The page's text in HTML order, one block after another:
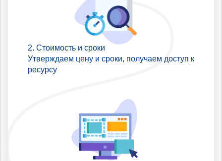
Стоимость и сроки
Утверждаем цену и сроки, получаем доступ к
ресурсу